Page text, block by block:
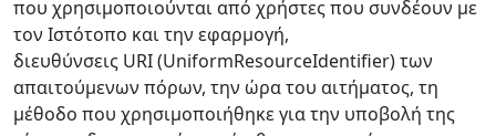
που χρησιμοποιούνται από χρήστες που συνδέουν με
τον Ιστότοπο και την εφαρμογή,
διευθύνσεις URI (UniformResourceIdentifier) των
απαιτούμενων πόρων, την ώρα του αιτήματος, τη
μέθοδο που χρησιμοποιήθηκε για την υποβολή της